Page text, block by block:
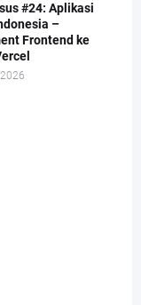
#24: Aplikasi
–
Frontend ke